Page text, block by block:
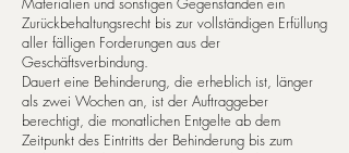
Zurückbehaltungsrecht bis zur vollständigen Erfüllung
aller fälligen Forderungen aus der
Geschäftsverbindung.
Dauert eine Behinderung, die erheblich ist, länger
als zwei Wochen an, ist der Auftraggeber
berechtigt, die monatlichen Entgelte ab dem
Zeitpunkt des Eintritts der Behinderung bis zum